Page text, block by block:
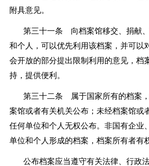
附具意见。
第三十一条 向档案馆移交、捐献
和个人，可以优先利用该档案，并可以
会开放的部分提出限制利用的意见，档
持，提供便利。
第三十二条 属于国家所有的档案
案馆或者有关机关公布；未经档案馆或
任何单位和个人无权公布。非国有企业
单位和个人形成的档案，档案所有者有
公布档案应当遵守有关法律、行政